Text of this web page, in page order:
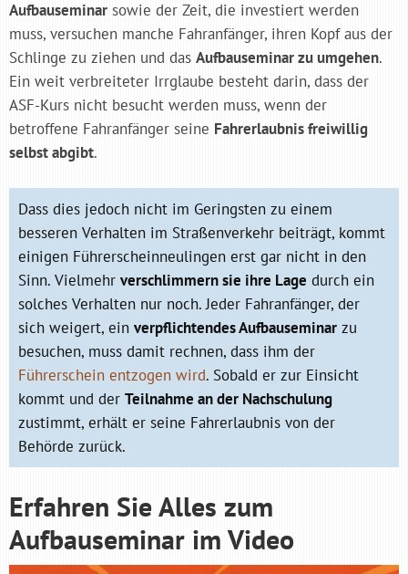
Aufbauseminar sowie der Zeit, die investiert werden
muss, versuchen manche Fahranfänger, ihren Kopf aus der
Schlinge zu ziehen und das Aufbauseminar zu umgehen.
Ein weit verbreiteter Irrglaube besteht darin, dass der
ASF-Kurs nicht besucht werden muss, wenn der
betroffene Fahranfänger seine Fahrerlaubnis freiwillig
selbst abgibt.
Dass dies jedoch nicht im Geringsten zu einem
besseren Verhalten im Straßenverkehr beiträgt, kommt
einigen Führerscheinneulingen erst gar nicht in den
Sinn. Vielmehr verschlimmern sie ihre Lage durch ein
solches Verhalten nur noch. Jeder Fahranfänger, der
sich weigert, ein verpflichtendes Aufbauseminar zu
besuchen, muss damit rechnen, dass ihm der
Führerschein entzogen wird. Sobald er zur Einsicht
kommt und der Teilnahme an der Nachschulung
zustimmt, erhält er seine Fahrerlaubnis von der
Behörde zurück.
Erfahren Sie Alles zum
Aufbauseminar im Video